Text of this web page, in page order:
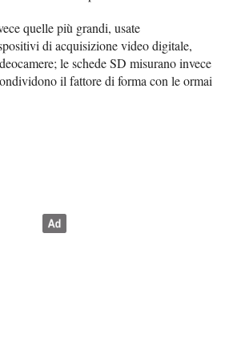
quelle più grandi, usate
di acquisizione video digitale,
le schede SD misurano invece
il fattore di forma con le ormai